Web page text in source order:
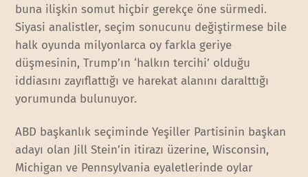
buna ilişkin somut hiçbir gerekçe öne sürmedi.
Siyasi analistler, seçim sonucunu değiştirmese bile
halk oyunda milyonlarca oy farkla geriye
düşmesinin, Trump’ın ‘halkın tercihi’ olduğu
iddiasını zayıflattığı ve harekat alanını daralttığı
yorumunda bulunuyor.
ABD başkanlık seçiminde Yeşiller Partisinin başkan
adayı olan Jill Stein’in itirazı üzerine, Wisconsin,
Michigan ve Pennsylvania eyaletlerinde oylar